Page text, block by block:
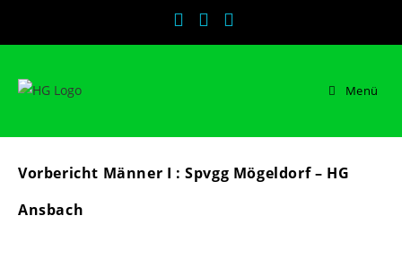
Menü
Vorbericht Männer I : Spvgg Mögeldorf – HG
Ansbach